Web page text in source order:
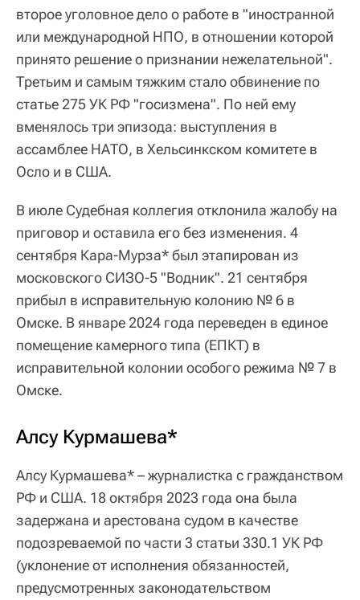
второе уголовное дело о работе в "иностранной
или международной НПО, в отношении которой
принято решение о признании нежелательной".
Третьим и самым тяжким стало обвинение по
статье 275 УК РФ "госизмена". По ней ему
вменялось три эпизода: выступления в
ассамблее НАТО, в Хельсинкском комитете в
Осло и в США.
В июле Судебная коллегия отклонила жалобу на
приговор и оставила его без изменения. 4
сентября Кара-Мурза* был этапирован из
московского СИЗО-5 "Водник". 21 сентября
прибыл в исправительную колонию № 6 в
Омске. В январе 2024 года переведен в единое
помещение камерного типа (ЕПКТ) в
исправительной колонии особого режима № 7 в
Омске.
Алсу Курмашева*
Алсу Курмашева* – журналистка с гражданством
РФ и США. 18 октября 2023 года она была
задержана и арестована судом в качестве
подозреваемой по части 3 статьи 330.1 УК РФ
(уклонение от исполнения обязанностей,
предусмотренных законодательством